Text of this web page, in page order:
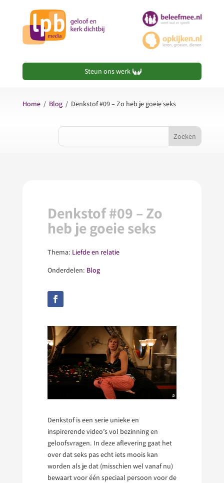
Steun ons werk
Home/ Blog/ Denkstof #09 – Zo heb je goeie seks
Denkstof #09 – Zo
heb je goeie seks
Thema: Liefde en relatie
Onderdelen: Blog
Denkstof is een serie unieke en
inspirerende video’s vol bezinning en
geloofsvragen. In deze aflevering gaat het
over dat seks pas echt iets moois kan
worden als je dat (misschien wel vanaf nu)
bewaart voor één speciaal persoon voor de